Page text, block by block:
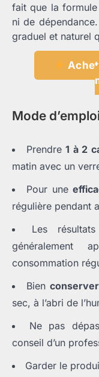
fait que la formule
ni de
graduel et naturel
Mode
Prendre 1 à 2
matin avec un
Pour une
régulière pendant
Les
généralement
consommation
Bien
sec, à l’abri de
Ne pas
conseil d’un
Garder le